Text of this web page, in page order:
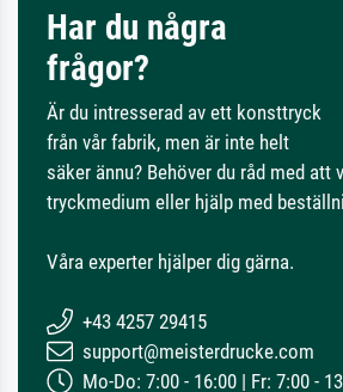
Har du några
frågor?
Är du intresserad av ett konsttryck
från vår fabrik, men är inte helt
säker ännu? Behöver du råd med att
tryckmedium eller hjälp med
Våra experter hjälper dig gärna.
+43 4257 29415
support@meisterdrucke.com
Mo-Do: 7:00 - 16:00 | Fr: 7:00 -